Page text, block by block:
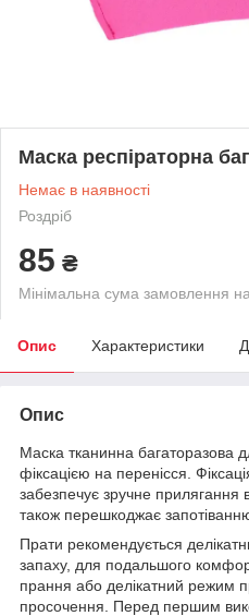
Маска респіраторна
Немає в наявності
Роздріб
85 ₴
Мінімальна сума замовлення
Опис Характеристики
Опис
Маска тканинна багаторазова
фіксацією на перенісся.
забезпечує зручне прилягання
також перешкоджає
Прати рекомендується
запаху, для подальшого
прання або делікатний режим
просочення. Перед першим